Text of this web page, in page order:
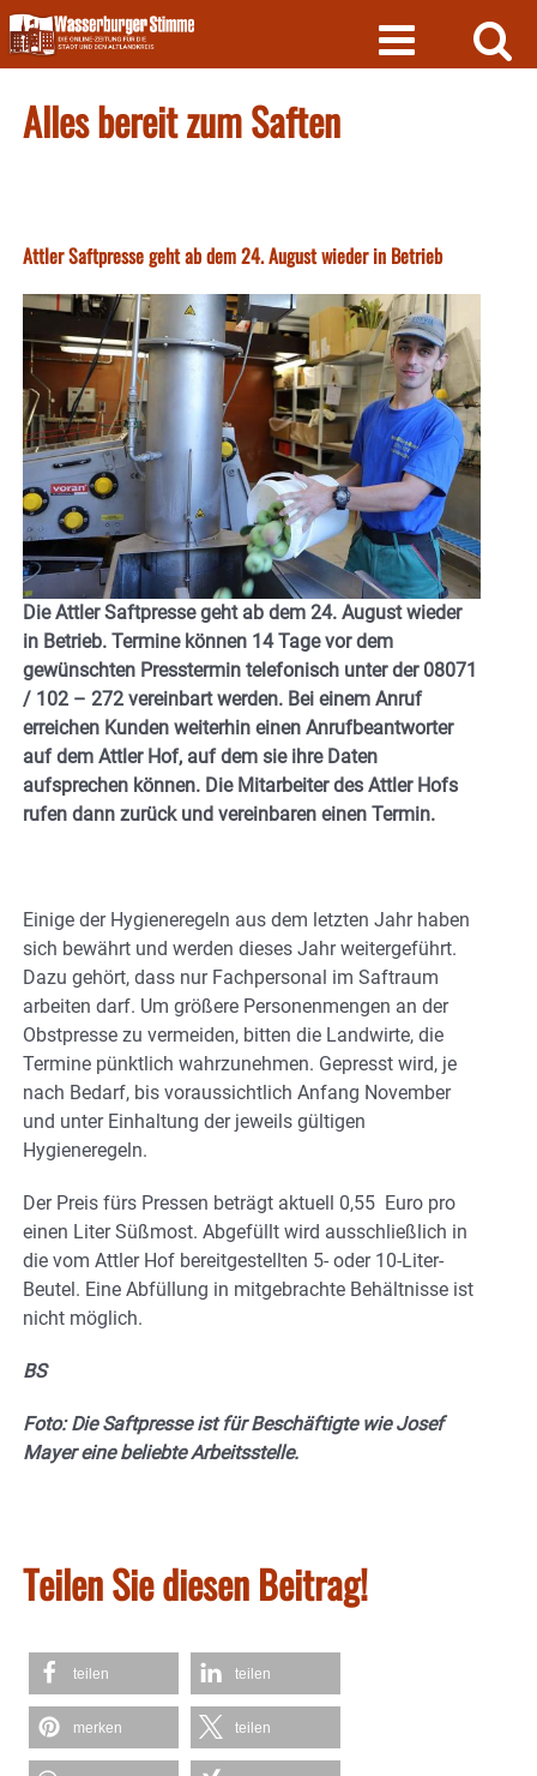
Skip
to
content
Alles bereit zum Saften
Attler Saftpresse geht ab dem 24. August wieder in Betrieb
Die Attler Saftpresse geht ab dem 24. August wieder
in Betrieb. Termine können 14 Tage vor dem
gewünschten Presstermin telefonisch unter der 08071
/ 102 – 272 vereinbart werden. Bei einem Anruf
erreichen Kunden weiterhin einen Anrufbeantworter
auf dem Attler Hof, auf dem sie ihre Daten
aufsprechen können. Die Mitarbeiter des Attler Hofs
rufen dann zurück und vereinbaren einen Termin.
Einige der Hygieneregeln aus dem letzten Jahr haben
sich bewährt und werden dieses Jahr weitergeführt.
Dazu gehört, dass nur Fachpersonal im Saftraum
arbeiten darf. Um größere Personenmengen an der
Obstpresse zu vermeiden, bitten die Landwirte, die
Termine pünktlich wahrzunehmen. Gepresst wird, je
nach Bedarf, bis voraussichtlich Anfang November
und unter Einhaltung der jeweils gültigen
Hygieneregeln.
Der Preis fürs Pressen beträgt aktuell 0,55 Euro pro
einen Liter Süßmost. Abgefüllt wird ausschließlich in
die vom Attler Hof bereitgestellten 5- oder 10-Liter-
Beutel. Eine Abfüllung in mitgebrachte Behältnisse ist
nicht möglich.
BS
Foto: Die Saftpresse ist für Beschäftigte wie Josef
Mayer eine beliebte Arbeitsstelle.
Teilen Sie diesen Beitrag!
teilen teilen
merken teilen